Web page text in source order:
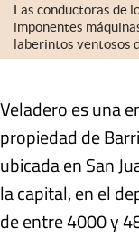
Las conductoras de
imponentes
laberintos ventosos
Veladero es una
propiedad de
ubicada en San
la capital, en el
de entre 4000 y